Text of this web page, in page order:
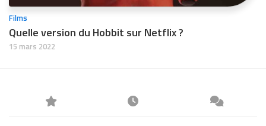
Films
Quelle version du Hobbit sur Netflix ?
15 mars 2022